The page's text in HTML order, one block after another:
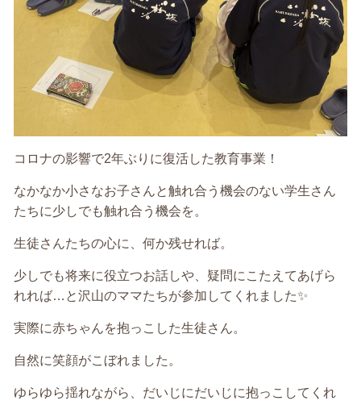
コロナの影響で2年ぶりに復活した教育事業！
なかなか小さなお子さんと触れ合う機会のない学生さん
たちに少しでも触れ合う機会を。
生徒さんたちの心に、何か残せれば。
少しでも将来に役立つお話しや、疑問にこたえてあげら
れれば…と沢山のママたちが参加してくれました✨
実際に赤ちゃんを抱っこした生徒さん。
自然に笑顔がこぼれました。
ゆらゆら揺れながら、だいじにだいじに抱っこしてくれ